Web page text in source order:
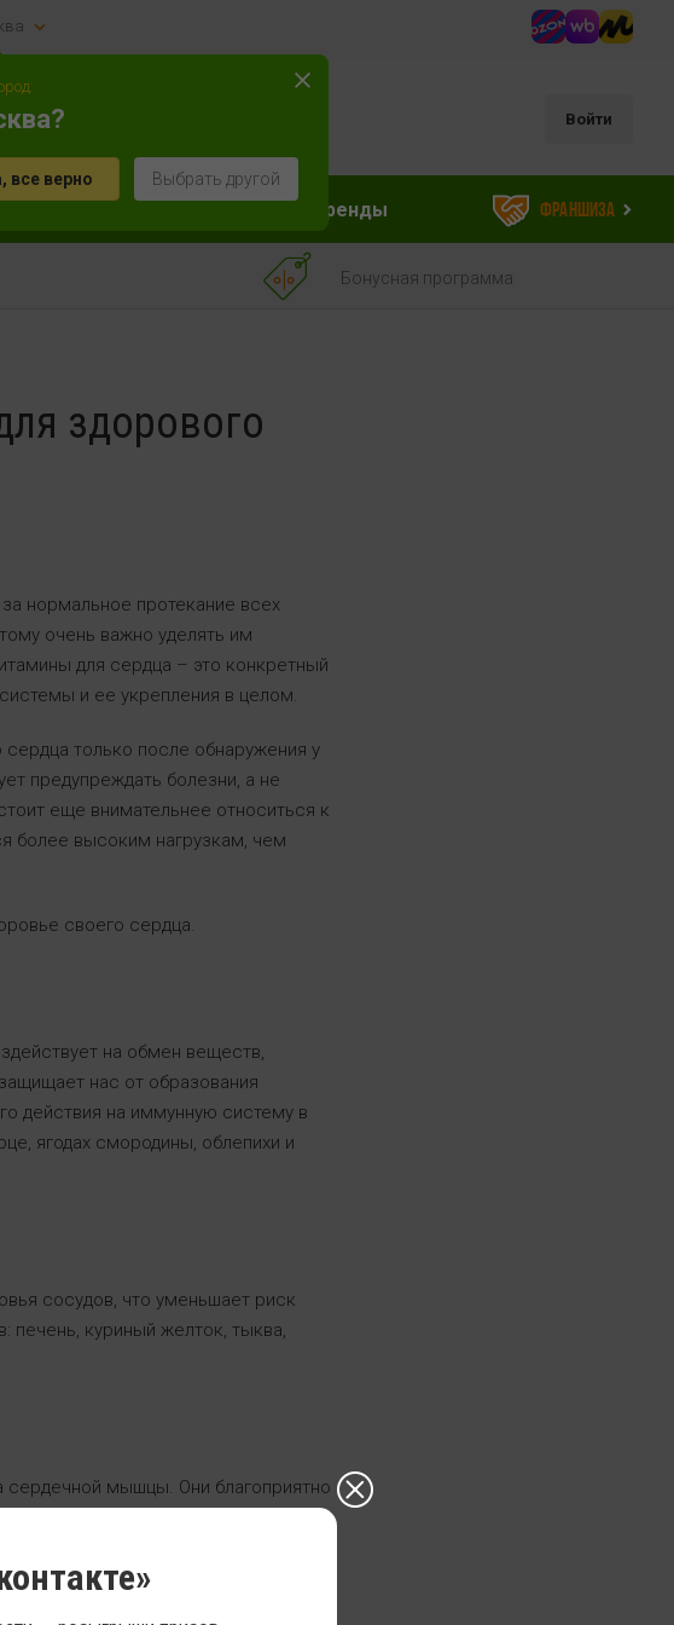
Войти
Бренды Франшиза
Бонусная программа
здорового
нормальное протекание всех
очень важно уделять им
для сердца – это конкретный
и ее укрепления в целом.
только после обнаружения у
предупреждать болезни, а не
еще внимательнее относиться к
более высоким нагрузкам, чем
своего сердца.
на обмен веществ,
нас от образования
действия на иммунную систему в
ягодах смородины, облепихи и
сосудов, что уменьшает риск
печень, куриный желток, тыква,
мышцы. Они благоприятно
инфарктов. Содержатся в
все верно Выбрать другой